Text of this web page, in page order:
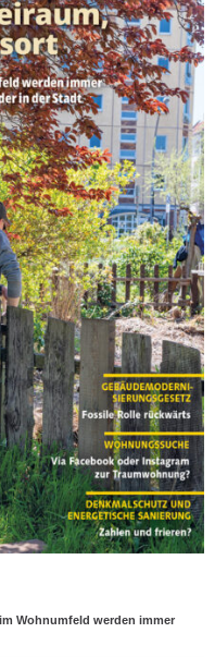
Wohnumfeld werden immer